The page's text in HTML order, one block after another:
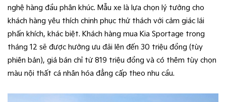
nghệ hàng đầu phân khúc. Mẫu xe là lựa chọn lý tưởng cho
khách hàng yêu thích chinh phục thử thách với cảm giác lái
phấn khích, khác biệt. Khách hàng mua Kia Sportage trong
tháng 12 sẽ được hưởng ưu đãi lên đến 30 triệu đồng (tùy
phiên bản), giá bán chỉ từ 819 triệu đồng và có thêm tùy chọn
màu nội thất cá nhân hóa đẳng cấp theo nhu cầu.